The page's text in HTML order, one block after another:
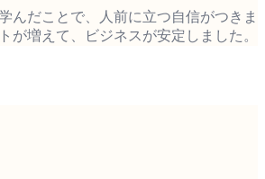
んだことで、人前に立つ自信がつきま
が増えて、ビジネスが安定しました。